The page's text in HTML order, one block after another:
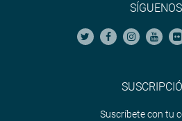
SÍGUENOS
Suscríbete con tu